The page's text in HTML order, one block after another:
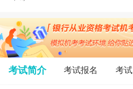
考试简介 考试报名 考试